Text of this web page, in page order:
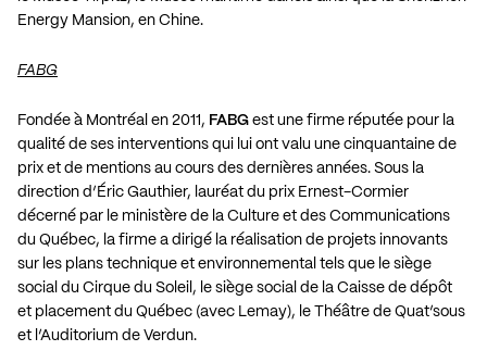
Energy Mansion, en Chine.
FABG
Fondée à Montréal en 2011, FABG est une firme réputée pour la
qualité de ses interventions qui lui ont valu une cinquantaine de
prix et de mentions au cours des dernières années. Sous la
direction d’Éric Gauthier, lauréat du prix Ernest-Cormier
décerné par le ministère de la Culture et des Communications
du Québec, la firme a dirigé la réalisation de projets innovants
sur les plans technique et environnemental tels que le siège
social du Cirque du Soleil, le siège social de la Caisse de dépôt
et placement du Québec (avec Lemay), le Théâtre de Quat’sous
et l’Auditorium de Verdun.